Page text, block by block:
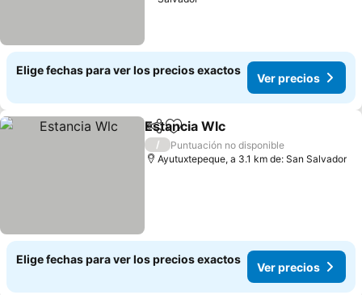
Elige fechas para ver los precios exactos
Ver precios
CompartirAgregar a favoritos
Estancia Wlc
/
Puntuación no disponible
Ayutuxtepeque, a 3.1 km de: San Salvador
Elige fechas para ver los precios exactos
Ver precios